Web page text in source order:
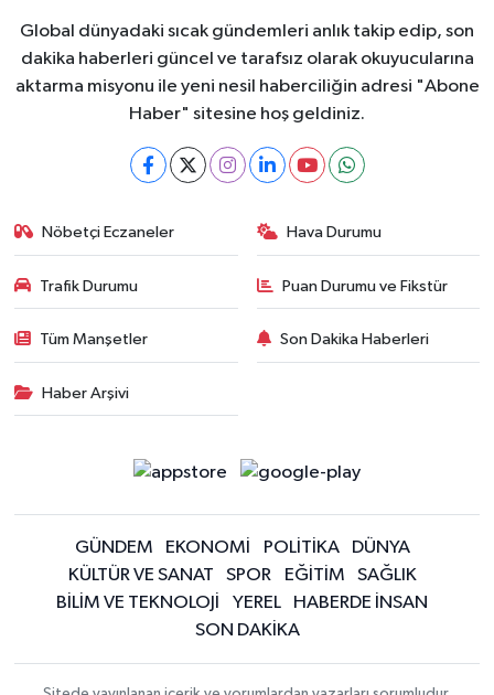
Global dünyadaki sıcak gündemleri anlık takip edip, son
dakika haberleri güncel ve tarafsız olarak okuyucularına
aktarma misyonu ile yeni nesil haberciliğin adresi "Abone
Haber" sitesine hoş geldiniz.
Nöbetçi Eczaneler Hava Durumu
Trafik Durumu Puan Durumu ve Fikstür
Tüm Manşetler Son Dakika Haberleri
Haber Arşivi
GÜNDEM EKONOMİ POLİTİKA
DÜNYA
KÜLTÜR VE SANAT
SPOR EĞİTİM
SAĞLIK
BİLİM VE TEKNOLOJİ
YEREL
HABERDE İNSAN
SON DAKİKA